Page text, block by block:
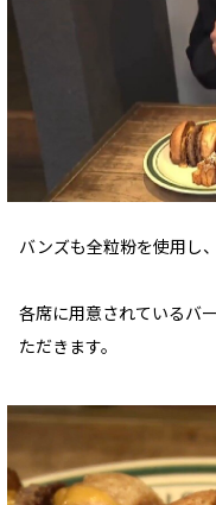
バンズも全粒粉を使用し
各席に用意されているバ
ただきます。